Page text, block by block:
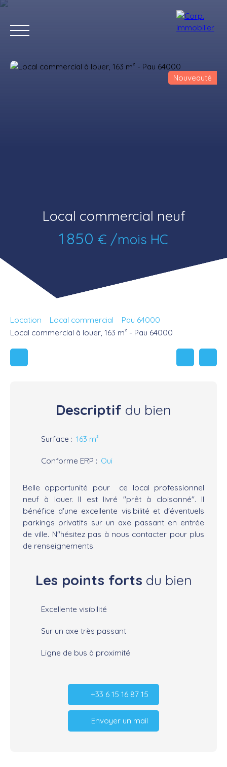
Nouveauté
Local commercial neuf
1 850 € /mois HC
Location Local commercial
Pau 64000
Local commercial à louer, 163 m² - Pau 64000
Descriptif du bien
Surface : 163 m²
Conforme ERP : Oui
Belle opportunité pour ce local professionnel
neuf à louer. Il est livré "prêt à cloisonné". Il
bénéfice d'une excellente visibilité et d'éventuels
parkings privatifs sur un axe passant en entrée
de ville. N"hésitez pas à nous contacter pour plus
de renseignements.
Les points forts du bien
Excellente visibilité
Sur un axe très passant
Ligne de bus à proximité
+33 6 15 16 87 15
Envoyer un mail